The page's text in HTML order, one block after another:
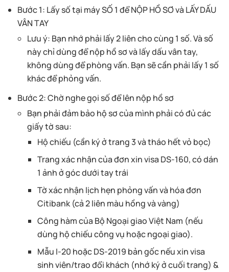
Bước 1: Lấy số tại máy SỐ 1 để NỘP HỒ SƠ và LẤY DẤU
VÂN TAY
Lưu ý: Bạn nhớ phải lấy 2 liên cho cùng 1 số. Và số
này chỉ dùng để nộp hồ sơ và lấy dấu vân tay,
không dùng để phòng vấn. Bạn sẽ cần phải lấy 1 số
khác để phỏng vấn.
Bước 2: Chờ nghe gọi số để lên nộp hồ sơ
Bạn phải đảm bảo hộ sơ của mình phải có đủ các
giấy tờ sau:
Hộ chiếu (cần ký ở trang 3 và tháo hết vỏ bọc)
Trang xác nhận của đơn xin visa DS-160, có dán
1 ảnh ở góc dưới tay trái
Tờ xác nhận lịch hẹn phỏng vấn và hóa đơn
Citibank (cả 2 liên màu hồng và vàng)
Công hàm của Bộ Ngoại giao Việt Nam (nếu
dùng hộ chiếu công vụ hoặc ngoại giao).
Mẫu I-20 hoặc DS-2019 bản gốc nếu xin visa
sinh viên/trao đổi khách (nhớ ký ở cuối trang) &